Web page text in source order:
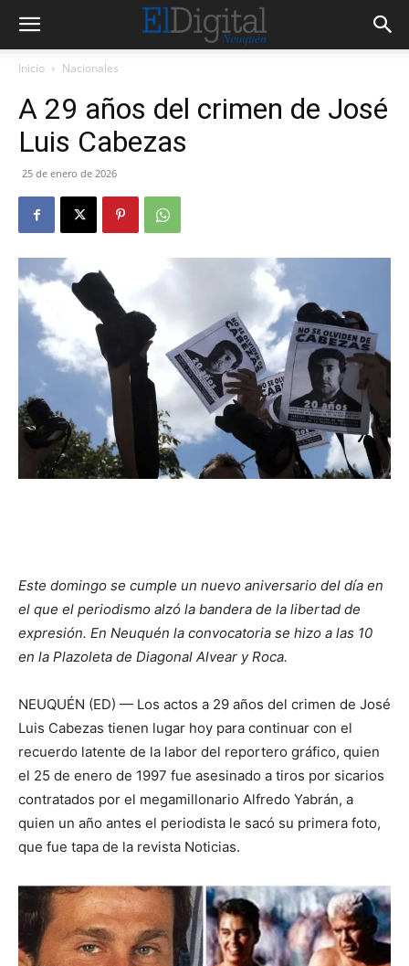
Inicio Nacionales
A 29 años del crimen de José
Luis Cabezas
25 de enero de 2026
Este domingo se cumple un nuevo aniversario del día en
el que el periodismo alzó la bandera de la libertad de
expresión. En Neuquén la convocatoria se hizo a las 10
en la Plazoleta de Diagonal Alvear y Roca.
NEUQUÉN (ED) — Los actos a 29 años del crimen de José
Luis Cabezas tienen lugar hoy para continuar con el
recuerdo latente de la labor del reportero gráfico, quien
el 25 de enero de 1997 fue asesinado a tiros por sicarios
contratados por el megamillonario Alfredo Yabrán, a
quien un año antes el periodista le sacó su primera foto,
que fue tapa de la revista Noticias.